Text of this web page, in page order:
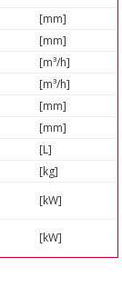
[mm]
[mm]
[m³/h]
[m³/h]
[mm]
[mm]
[L]
[kg]
[kW]
[kW]